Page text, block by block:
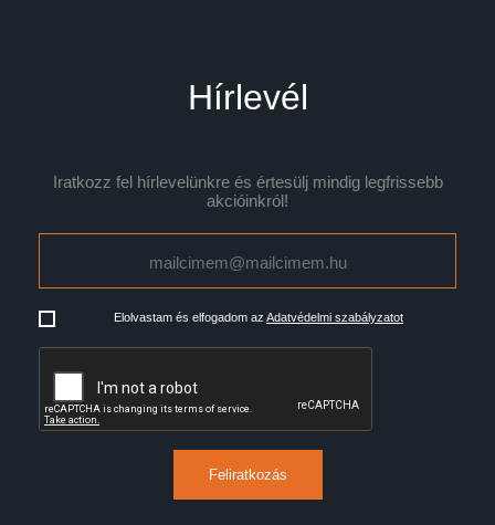
Hírlevél
Iratkozz fel hírlevelünkre és értesülj mindig legfrissebb
akcióinkról!
Elolvastam és elfogadom az Adatvédelmi szabályzatot
Feliratkozás